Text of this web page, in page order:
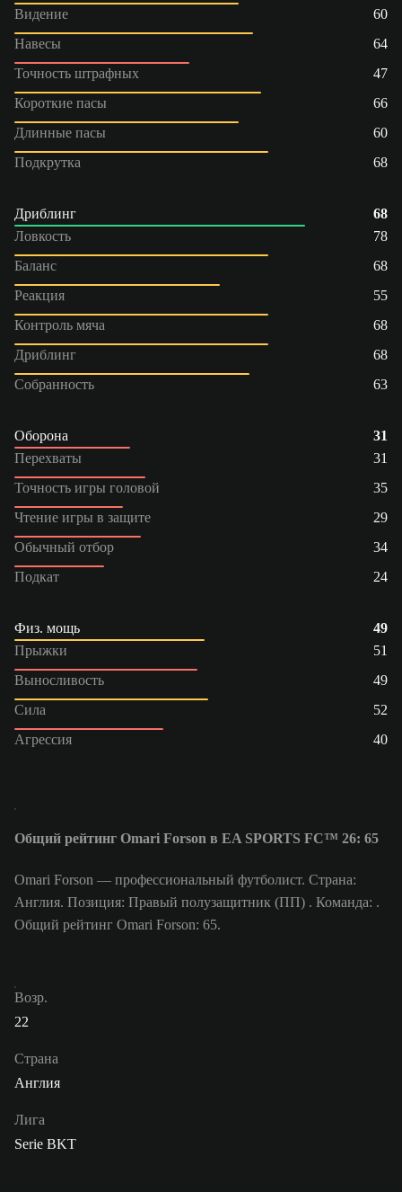
Видение
60
Навесы
64
Точность штрафных
47
Короткие пасы
66
Длинные пасы
60
Подкрутка
68
Дриблинг
68
Ловкость
78
Баланс
68
Реакция
55
Контроль мяча
68
Дриблинг
68
Собранность
63
Оборона
31
Перехваты
31
Точность игры головой
35
Чтение игры в защите
29
Обычный отбор
34
Подкат
24
Физ. мощь
49
Прыжки
51
Выносливость
49
Сила
52
Агрессия
40
Общий рейтинг Omari Forson в EA SPORTS FC™ 26: 65
Omari Forson — профессиональный футболист. Страна:
Англия. Позиция: Правый полузащитник (ПП) . Команда: .
Общий рейтинг Omari Forson: 65.
Возр.
22
Страна
Англия
Лига
Serie BKT